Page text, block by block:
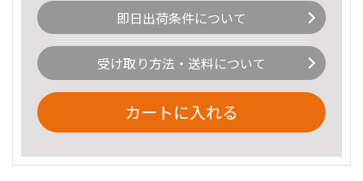
即日出荷条件について
受け取り方法・送料について
カートに入れる